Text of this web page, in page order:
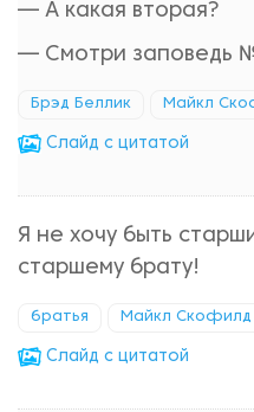
— А какая вторая?
— Смотри заповедь
Брэд Беллик Майкл
Cлайд с цитатой
Я не хочу быть
старшему брату!
братья Майкл Скофилд
Cлайд с цитатой